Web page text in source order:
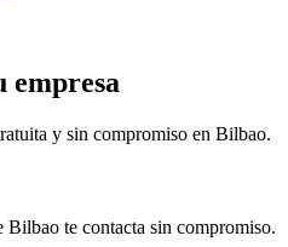
empresa
y sin compromiso en Bilbao.
Bilbao te contacta sin compromiso.